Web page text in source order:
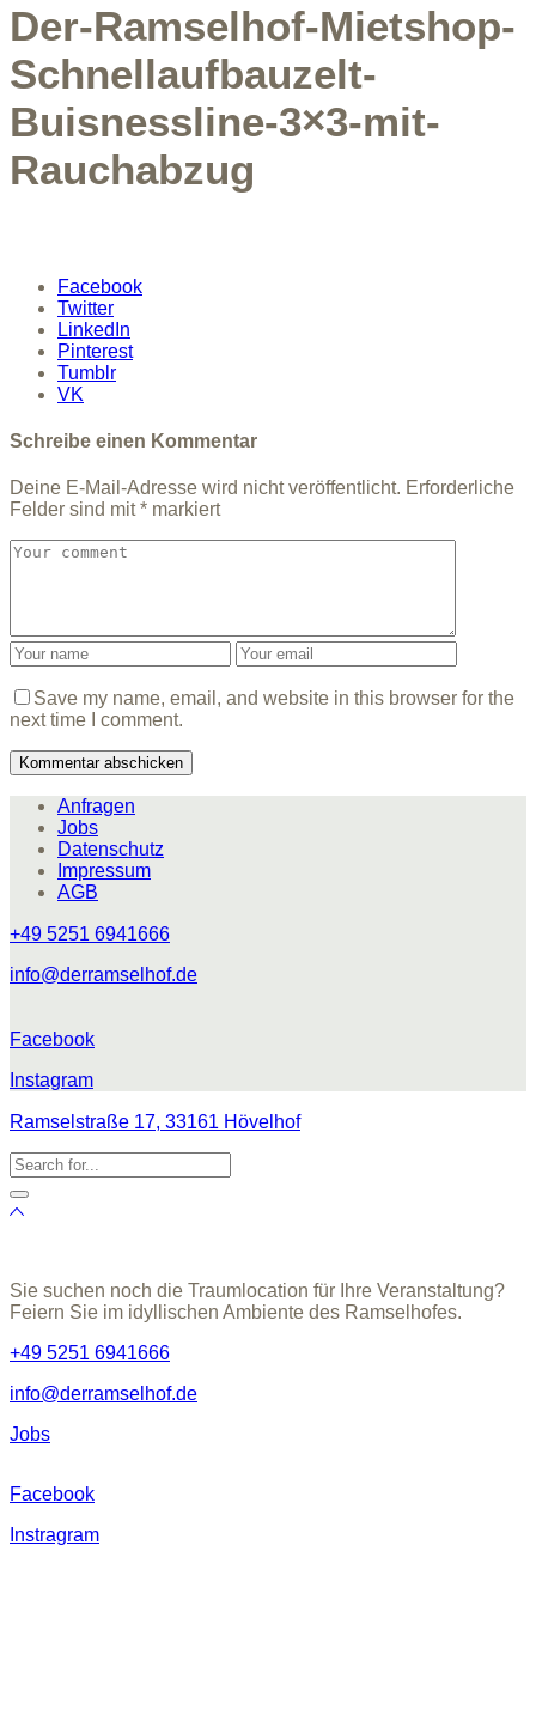
Der-Ramselhof-Mietshop-
Schnellaufbauzelt-
Buisnessline-3×3-mit-
Rauchabzug
Facebook
Twitter
LinkedIn
Pinterest
Tumblr
VK
Schreibe einen Kommentar
Deine E-Mail-Adresse wird nicht veröffentlicht. Erforderliche
Felder sind mit* markiert
Save my name, email, and website in this browser for the
next time I comment.
Anfragen
Jobs
Datenschutz
Impressum
AGB
+49 5251 6941666
info@derramselhof.de
Facebook
Instagram
Ramselstraße 17, 33161 Hövelhof
Sie suchen noch die Traumlocation für Ihre Veranstaltung?
Feiern Sie im idyllischen Ambiente des Ramselhofes.
+49 5251 6941666
info@derramselhof.de
Jobs
Facebook
Instragram